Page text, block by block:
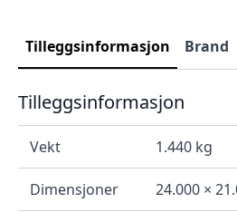
Tilleggsinformasjon Brand
Tilleggsinformasjon
Vekt 1.440 kg
Dimensjoner 24.000 ×